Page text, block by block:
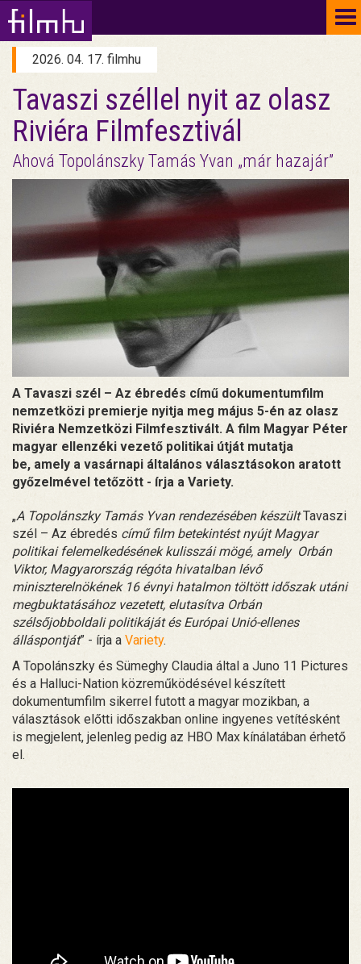
2026. 04. 17. filmhu
Tavaszi széllel nyit az olasz
Riviéra Filmfesztivál
Ahová Topolánszky Tamás Yvan „már hazajár”
A Tavaszi szél – Az ébredés című dokumentumfilm
nemzetközi premierje nyitja meg május 5-én az olasz
Riviéra Nemzetközi Filmfesztivált. A film Magyar Péter
magyar ellenzéki vezető politikai útját mutatja
be, amely a vasárnapi általános választásokon aratott
győzelmével tetőzött - írja a Variety.
„A Topolánszky Tamás Yvan rendezésében készültTavaszi
szél – Az ébredés című film betekintést nyújt Magyar
politikai felemelkedésének kulisszái mögé, amely Orbán
Viktor, Magyarországrégóta hivatalban lévő
miniszterelnökének 16 évnyi hatalmon töltött időszak utáni
megbuktatásához vezetett, elutasítva Orbán
szélsőjobboldali politikáját és Európai Unió-ellenes
álláspontját” - írja a Variety.
A Topolánszky és Sümeghy Claudia által a Juno 11 Pictures
és a Halluci-Nation közreműködésével készített
dokumentumfilm sikerrel futott a magyar mozikban, a
választások előtti időszakban online ingyenes vetítésként
is megjelent, jelenleg pedig az HBO Max kínálatában érhető
el.